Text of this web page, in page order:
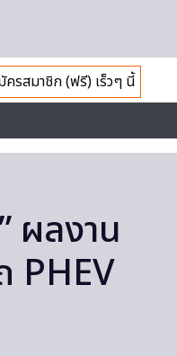
ครสมาชิก (ฟรี) เร็วๆ นี้
ผลงาน
PHEV